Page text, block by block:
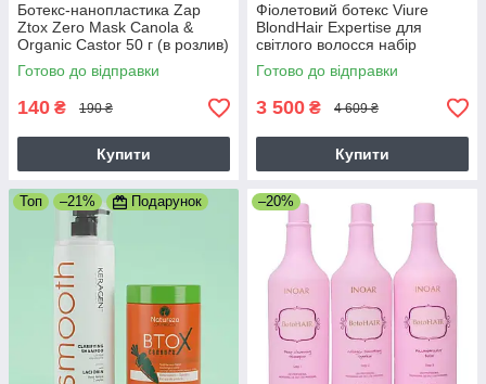
Ботекс-нанопластика Zap
Ztox Zero Mаsk Canola &
Organic Castor 50 г (в розлив)
Готово до відправки
140 ₴ 190 ₴
Купити
Фіолетовий ботекс Viure
BlondHair Expertise для
світлого волосся набір
2х1000 мл
Готово до відправки
3 500 ₴ 4 609 ₴
Купити
Топ –21% Подарунок –20%